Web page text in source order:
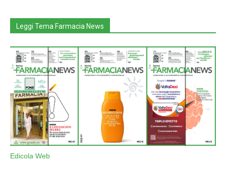
Leggi Tema Farmacia News
Edicola Web